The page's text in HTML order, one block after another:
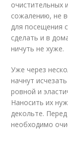
очистительных
сожалению, не
для посещения
сделать и в
ничуть не хуже.
Уже через
начнут
ровной и
Наносить их
декольте.
необходимо